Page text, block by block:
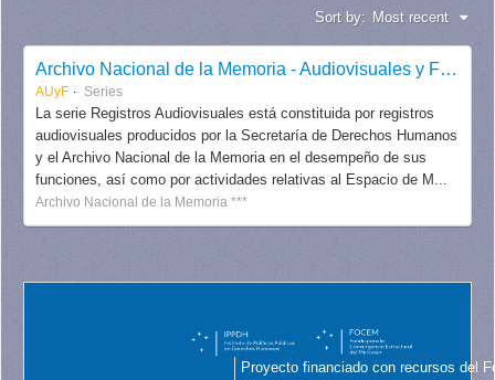
Sort by: Most recent
Archivo Nacional de la Memoria - Audiovisuales y Fotografías
AUyF Series
La serie Registros Audiovisuales está constituida por registros
audiovisuales producidos por la Secretaría de Derechos Humanos
y el Archivo Nacional de la Memoria en el desempeño de sus
funciones, así como por actividades relativas al Espacio de M...
Archivo Nacional de la Memoria ***
Proyecto financiado con recursos del